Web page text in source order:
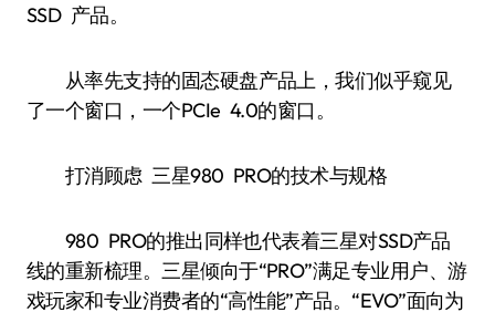
SSD 产品。
从率先支持的固态硬盘产品上，我们似乎窥见
了一个窗口，一个PCIe 4.0的窗口。
打消顾虑 三星980 PRO的技术与规格
980 PRO的推出同样也代表着三星对SSD产品
线的重新梳理。三星倾向于“PRO”满足专业用户、游
戏玩家和专业消费者的“高性能”产品。“EVO”面向为